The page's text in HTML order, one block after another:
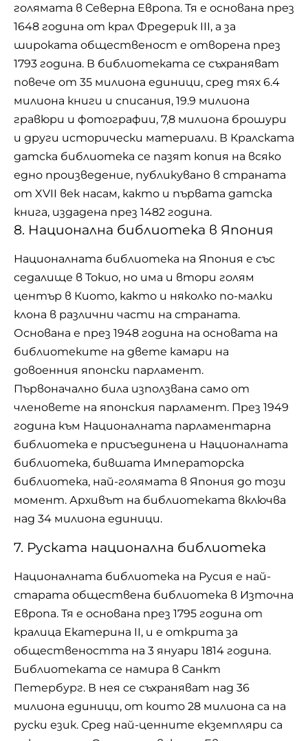
голямата в Северна Европа. Тя е основана през
1648 година от крал Фредерик III, а за
широката общественост е отворена през
1793 година. В библиотеката се съхраняват
повече от 35 милиона единици, сред тях 6.4
милиона книги и списания, 19.9 милиона
гравюри и фотографии, 7,8 милиона брошури
и други исторически материали. В Кралската
датска библиотека се пазят копия на всяко
едно произведение, публикувано в страната
от XVII век насам, както и първата датска
книга, издадена през 1482 година.
8. Национална библиотека в Япония
Националната библиотека на Япония е със
седалище в Токио, но има и втори голям
център в Киото, както и няколко по-малки
клона в различни части на страната.
Основана е през 1948 година на основата на
библиотеките на двете камари на
довоенния японски парламент.
Първоначално била използвана само от
членовете на японския парламент. През 1949
година към Националната парламентарна
библиотека е присъединена и Националната
библиотека, бившата Императорска
библиотека, най-голямата в Япония до този
момент. Архивът на библиотеката включва
над 34 милиона единици.
7. Руската национална библиотека
Националната библиотека на Русия е най-
старата обществена библиотека в Източна
Европа. Тя е основана през 1795 година от
кралица Екатерина II, и е открита за
обществеността на 3 януари 1814 година.
Библиотеката се намира в Санкт
Петербург. В нея се съхраняват над 36
милиона единици, от които 28 милиона са на
руски език. Сред най-ценните екземпляри са